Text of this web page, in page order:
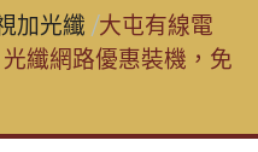
加光纖 大屯有線電
纖網路優惠裝機，免